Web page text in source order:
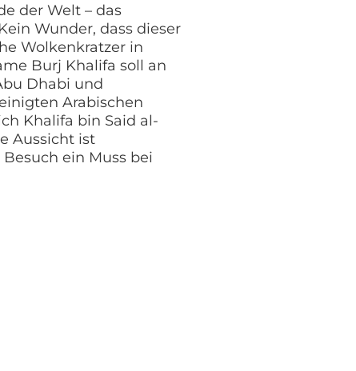
der Welt – das
Wunder, dass dieser
Wolkenkratzer in
Burj Khalifa soll an
Dhabi und
Arabischen
Khalifa bin Said al-
Aussicht ist
ein Muss bei